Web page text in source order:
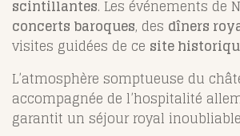
scintillantes. Les événements de
concerts baroques, des dîners
visites guidées de ce site
L’atmosphère somptueuse du
accompagnée de l’hospitalité
garantit un séjour royal